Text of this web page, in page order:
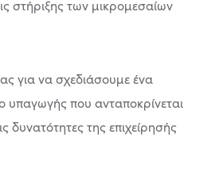
στήριξης των μικρομεσαίων
για να σχεδιάσουμε ένα
υπαγωγής που ανταποκρίνεται
δυνατότητες της επιχείρησής